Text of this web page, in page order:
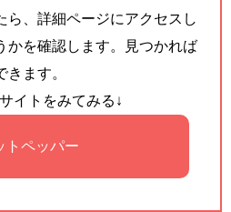
ら、詳細ページにアクセスし
かを確認します。見つかれば
ます。
イトをみてみる↓
トペッパー